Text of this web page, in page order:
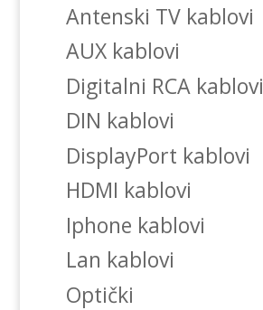
Antenski TV kablovi
AUX kablovi
Digitalni RCA kablovi
DIN kablovi
DisplayPort kablovi
HDMI kablovi
Iphone kablovi
Lan kablovi
Optički